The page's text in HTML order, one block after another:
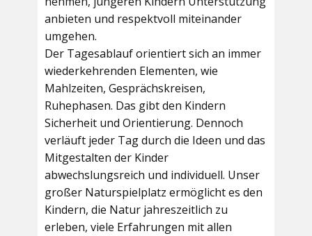
anbieten und respektvoll miteinander
umgehen.
Der Tagesablauf orientiert sich an immer
wiederkehrenden Elementen, wie
Mahlzeiten, Gesprächskreisen,
Ruhephasen. Das gibt den Kindern
Sicherheit und Orientierung. Dennoch
verläuft jeder Tag durch die Ideen und das
Mitgestalten der Kinder
abwechslungsreich und individuell. Unser
großer Naturspielplatz ermöglicht es den
Kindern, die Natur jahreszeitlich zu
erleben, viele Erfahrungen mit allen